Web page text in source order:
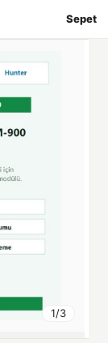
1/3
Sepet